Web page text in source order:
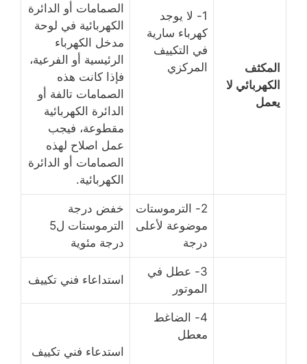
المكثف
الكهربائي لا
يعمل
1- لا يوجد
كهرباء سارية
في التكييف
المركزي
الصمامات أو الدائرة
الكهربائية في لوحة
مدخل الكهرباء
الرئيسية أو الفرعية،
فإذا كانت هذه
الصمامات تالفة أو
الدائرة الكهربائية
مقطوعة، فيجب
عمل اصلاح لهذه
الصمامات أو الدائرة
الكهربائية.
2- الترموستات
موضوعة لأعلى
درجة
خفض درجة
الترموستات ل5
درجة مئوية
3- عطل في
الموتور
استداعاء فني تكييف
4- الضاغط
معطل
استدعاء فني تكييف